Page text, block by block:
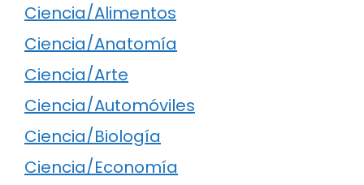
Ciencia/Alimentos
Ciencia/Anatomía
Ciencia/Arte
Ciencia/Automóviles
Ciencia/Biología
Ciencia/Economía